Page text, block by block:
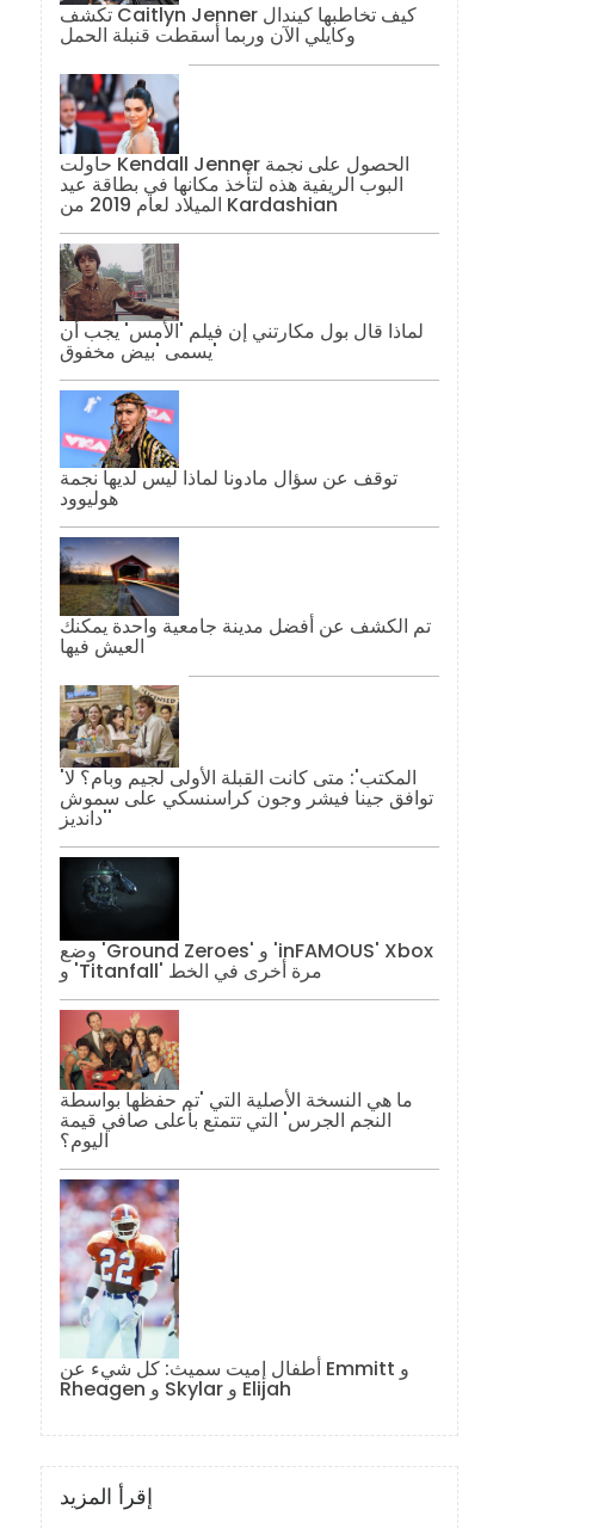
تكشف Caitlyn Jenner كيف تخاطبها كيندال
وكايلي الآن وربما أسقطت قنبلة الحمل
حاولت Kendall Jenner الحصول على نجمة
البوب ​​الريفية هذه لتأخذ مكانها في بطاقة عيد
الميلاد لعام 2019 من Kardashian
لماذا قال بول مكارتني إن فيلم 'الأمس' يجب أن
يسمى 'بيض مخفوق'
توقف عن سؤال مادونا لماذا ليس لديها نجمة
هوليوود
تم الكشف عن أفضل مدينة جامعية واحدة يمكنك
العيش فيها
'المكتب': متى كانت القبلة الأولى لجيم وبام؟ لا
توافق جينا فيشر وجون كراسنسكي على سموش
'دانديز'
وضع 'Ground Zeroes' و 'inFAMOUS' Xbox
و 'Titanfall' مرة أخرى في الخط
ما هي النسخة الأصلية التي 'تم حفظها بواسطة
النجم الجرس' التي تتمتع بأعلى صافي قيمة
اليوم؟
أطفال إميت سميث: كل شيء عن Emmitt و
Rheagen و Skylar و Elijah
إقرأ المزيد